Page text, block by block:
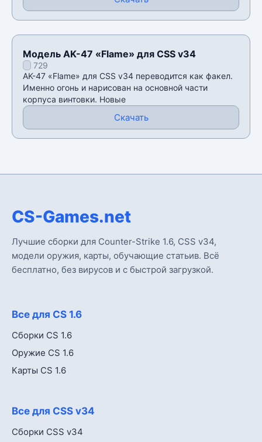
Модель AK-47 «Flame» для CSS v34
729
AK-47 «Flame» для CSS v34 переводится как факел.
Именно огонь и нарисован на основной части
корпуса винтовки. Новые
Скачать
CS-Games.net
Лучшие сборки для Counter-Strike 1.6, CSS v34,
модели оружия, карты, обучающие статьив. Всё
бесплатно, без вирусов и с быстрой загрузкой.
Все для CS 1.6
Сборки CS 1.6
Оружие CS 1.6
Карты CS 1.6
Все для CSS v34
Сборки CSS v34